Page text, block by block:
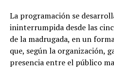
La programación se
ininterrumpida desde las
de la madrugada, en un
que, según la organización,
presencia entre el público